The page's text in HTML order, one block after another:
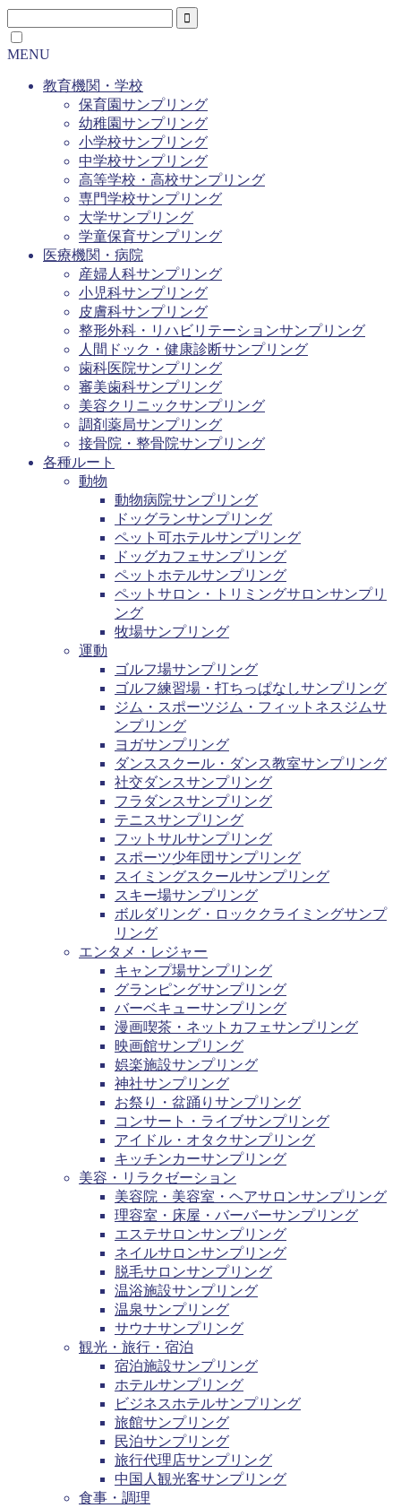
MENU
教育機関・学校
保育園サンプリング
幼稚園サンプリング
小学校サンプリング
中学校サンプリング
高等学校・高校サンプリング
専門学校サンプリング
大学サンプリング
学童保育サンプリング
医療機関・病院
産婦人科サンプリング
小児科サンプリング
皮膚科サンプリング
整形外科・リハビリテーションサンプリング
人間ドック・健康診断サンプリング
歯科医院サンプリング
審美歯科サンプリング
美容クリニックサンプリング
調剤薬局サンプリング
接骨院・整骨院サンプリング
各種ルート
動物
動物病院サンプリング
ドッグランサンプリング
ペット可ホテルサンプリング
ドッグカフェサンプリング
ペットホテルサンプリング
ペットサロン・トリミングサロンサンプリ
ング
牧場サンプリング
運動
ゴルフ場サンプリング
ゴルフ練習場・打ちっぱなしサンプリング
ジム・スポーツジム・フィットネスジムサ
ンプリング
ヨガサンプリング
ダンススクール・ダンス教室サンプリング
社交ダンスサンプリング
フラダンスサンプリング
テニスサンプリング
フットサルサンプリング
スポーツ少年団サンプリング
スイミングスクールサンプリング
スキー場サンプリング
ボルダリング・ロッククライミングサンプ
リング
エンタメ・レジャー
キャンプ場サンプリング
グランピングサンプリング
バーベキューサンプリング
漫画喫茶・ネットカフェサンプリング
映画館サンプリング
娯楽施設サンプリング
神社サンプリング
お祭り・盆踊りサンプリング
コンサート・ライブサンプリング
アイドル・オタクサンプリング
キッチンカーサンプリング
美容・リラクゼーション
美容院・美容室・ヘアサロンサンプリング
理容室・床屋・バーバーサンプリング
エステサロンサンプリング
ネイルサロンサンプリング
脱毛サロンサンプリング
温浴施設サンプリング
温泉サンプリング
サウナサンプリング
観光・旅行・宿泊
宿泊施設サンプリング
ホテルサンプリング
ビジネスホテルサンプリング
旅館サンプリング
民泊サンプリング
旅行代理店サンプリング
中国人観光客サンプリング
食事・調理